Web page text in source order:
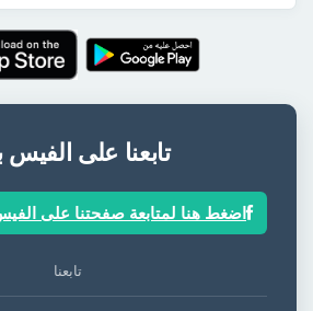
تابعنا على
اضغط هنا لمتابعة صفحتنا على
تابعنا